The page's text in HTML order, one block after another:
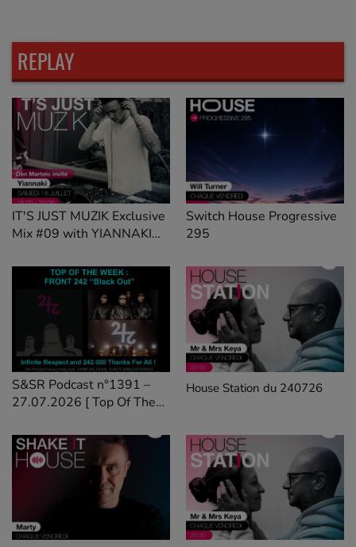
REPLAY
IT'S JUST MUZIK Exclusive
Mix #09 with YIANNAKI
Switch House Progressive
295
S&SR Podcast n°1391 –
27.07.2026 [ Top Of The
Out »]
House Station du 240726